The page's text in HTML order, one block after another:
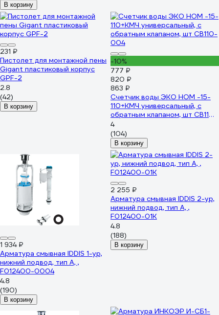
В корзину
231 ₽
Пистолет для монтажной пены
Gigant пластиковый корпус
GPF-2
2.8
(42)
В корзину
-10%
777 ₽
820 ₽
863 ₽
Счетчик воды ЭКО НОМ -15-
110+КМЧ универсальный, с
обратным клапаном, шт СВ110-
004
4
(104)
В корзину
1 934 ₽
Арматура смывная IDDIS 1-ур,
нижний подвод, тип А, ,
F012400-0004
4.8
(190)
В корзину
2 255 ₽
Арматура смывная IDDIS 2-ур,
нижний подвод, тип А, ,
F012400-01K
4.8
(188)
В корзину